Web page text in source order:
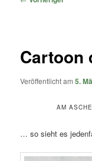
Cartoon
Veröffentlicht am5.
AM
… so sieht es